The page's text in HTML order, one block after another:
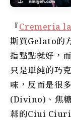
『Cremeria
斯買Gelato的
指點點就好，
只是單純的巧
味，反而是很
(Divino)、焦
蒜的Ciui Ciuri